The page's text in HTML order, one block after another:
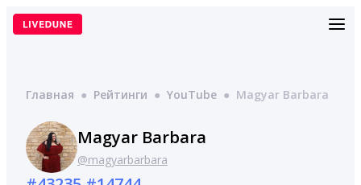
Перейти
Главная ● Рейтинги ● YouTube ● Magyar Barbara
Magyar Barbara
@magyarbarbara